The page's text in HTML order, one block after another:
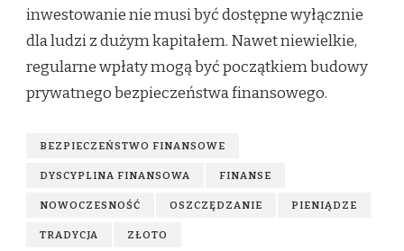
inwestowanie nie musi być dostępne wyłącznie
dla ludzi z dużym kapitałem. Nawet niewielkie,
regularne wpłaty mogą być początkiem budowy
prywatnego bezpieczeństwa finansowego.
BEZPIECZEŃSTWO FINANSOWE
DYSCYPLINA FINANSOWA FINANSE
NOWOCZESNOŚĆ OSZCZĘDZANIE PIENIĄDZE
TRADYCJA ZŁOTO